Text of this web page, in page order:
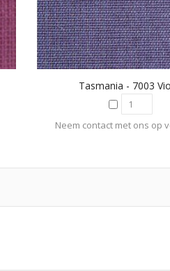
Tasmania - 7003
Neem contact met ons op